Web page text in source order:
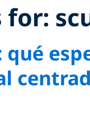
for:
qué